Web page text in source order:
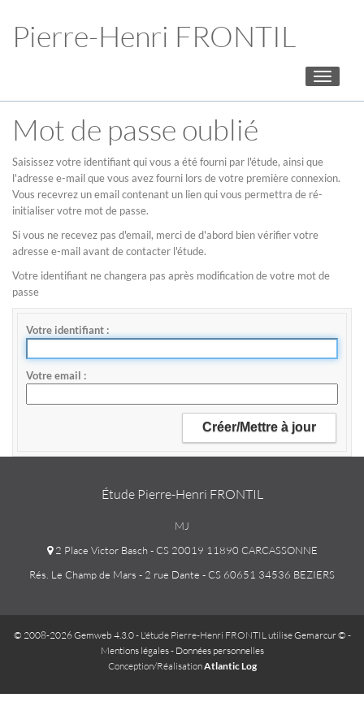
Pierre-Henri FRONTIL
Toggle
Mot de passe oublié
Saisissez votre identifiant qui vous a été fourni par l'étude, ainsi que
l'adresse e-mail que vous avez fourni lors de votre première connexion.
Vous recevrez un email contenant un lien qui vous permettra de ré-
initialiser votre mot de passe.
Si vous ne recevez pas d'email, merci de d'abord bien vérifier votre
adresse e-mail avant de contacter l'étude.
Votre identifiant ne changera pas après modification de votre mot de
passe
Votre identifiant
Votre email
Étude Pierre-Henri FRONTIL
MJ
2 Place Victor Basch - CS 20019 11890 CARCASSONNE
Rés. Le Champ de Mars - 2 rue Dante - CS 60651 34536 BEZIERS
© 2008-2026 Gemweb 4.3.0- L'étude Pierre-Henri FRONTIL utiliseGemarcur © -
Mentions légales- Données personnelles
Conception/RéalisationAtlantic Log